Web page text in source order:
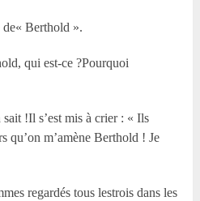
Berthold ».
qui est-ce ?Pourquoi
!Il s’est mis à crier : « Ils
qu’on m’amène Berthold ! Je
regardés tous lestrois dans les